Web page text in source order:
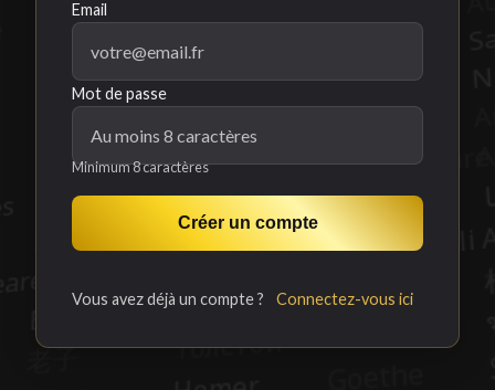
Email
Mot de passe
Minimum 8 caractères
Créer un compte
Vous avez déjà un compte ? Connectez-vous ici